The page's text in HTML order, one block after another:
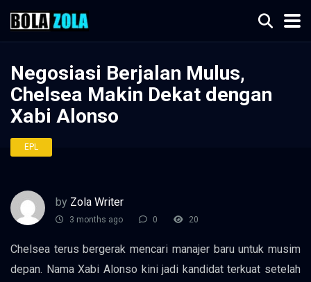
Negosiasi Berjalan Mulus,
Chelsea Makin Dekat dengan
Xabi Alonso
EPL
by Zola Writer
3 months ago 0 20
Chelsea terus bergerak mencari manajer baru untuk musim
depan. Nama Xabi Alonso kini jadi kandidat terkuat setelah